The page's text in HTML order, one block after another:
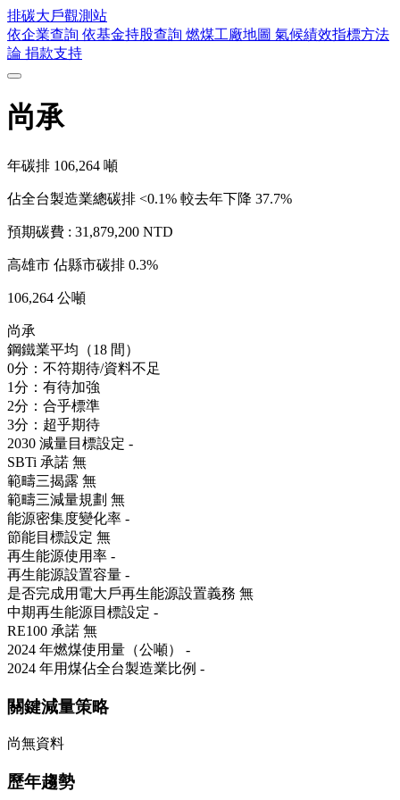
排碳大戶觀測站
依企業查詢 依基金持股查詢 燃煤工廠地圖 氣候績效指標方法
論 捐款支持
尚承
年碳排 106,264 噸
佔全台製造業總碳排 <0.1% 較去年下降 37.7%
預期碳費 : 31,879,200 NTD
高雄市 佔縣市碳排 0.3%
106,264 公噸
尚承
鋼鐵業平均（18 間）
0分：不符期待/資料不足
1分：有待加強
2分：合乎標準
3分：超乎期待
2030 減量目標設定 -
SBTi 承諾 無
範疇三揭露 無
範疇三減量規劃 無
能源密集度變化率 -
節能目標設定 無
再生能源使用率 -
再生能源設置容量 -
是否完成用電大戶再生能源設置義務 無
中期再生能源目標設定 -
RE100 承諾 無
2024 年燃煤使用量（公噸） -
2024 年用煤佔全台製造業比例 -
關鍵減量策略
尚無資料
歷年趨勢